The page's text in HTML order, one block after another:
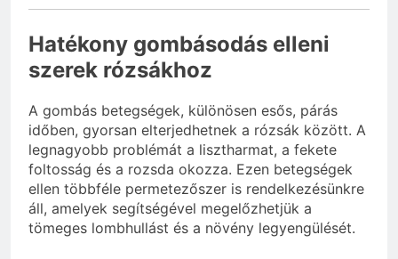
Hatékony gombásodás elleni
szerek rózsákhoz
A gombás betegségek, különösen esős, párás
időben, gyorsan elterjedhetnek a rózsák között. A
legnagyobb problémát a lisztharmat, a fekete
foltosság és a rozsda okozza. Ezen betegségek
ellen többféle permetezőszer is rendelkezésünkre
áll, amelyek segítségével megelőzhetjük a
tömeges lombhullást és a növény legyengülését.